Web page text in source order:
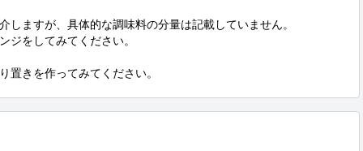
しますが、具体的な調味料の分量は記載していません。
ジをしてみてください。
置きを作ってみてください。